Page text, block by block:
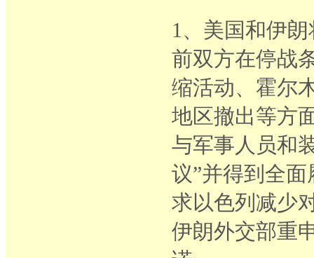
1、美国和伊
前双方在停战
缩活动、霍尔
地区撤出等方
与军事人员和
议”并得到全
求以色列减少
伊朗外交部重